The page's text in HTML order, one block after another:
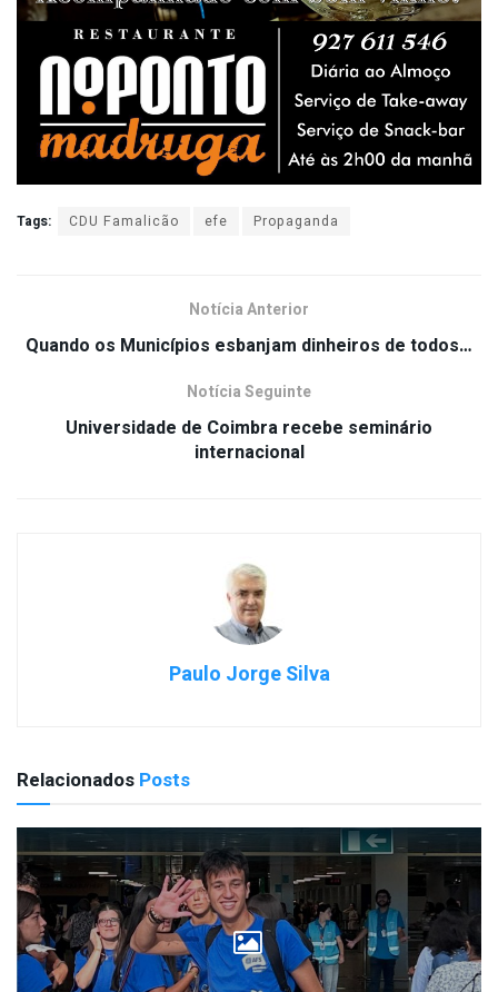
Tags: CDU Famalicão efe Propaganda
Notícia Anterior
Quando os Municípios esbanjam dinheiros de todos…
Notícia Seguinte
Universidade de Coimbra recebe seminário
internacional
Paulo Jorge Silva
Relacionados Posts